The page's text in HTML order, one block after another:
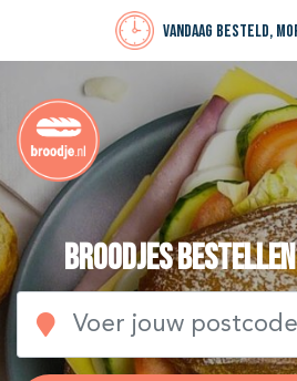
Vandaag besteld,
Broodjes